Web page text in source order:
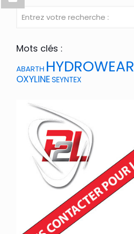
Mots clés :
ABARTH HYDROWEAR
OXYLINESEYNTEX